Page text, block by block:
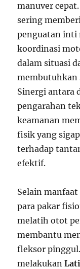
manuver
sering
penguatan inti
koordinasi
dalam situasi
membutuhkan
Sinergi antara
pengarahan
keamanan
fisik yang
terhadap
efektif.
Selain
para pakar
melatih otot
membantu
fleksor
melakukan